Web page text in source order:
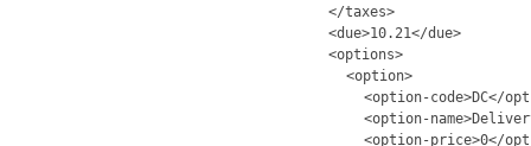
</taxes>
<due>10.21</due>
<options>
<option>
<option-code>DC</
<option-
<option-price>0</